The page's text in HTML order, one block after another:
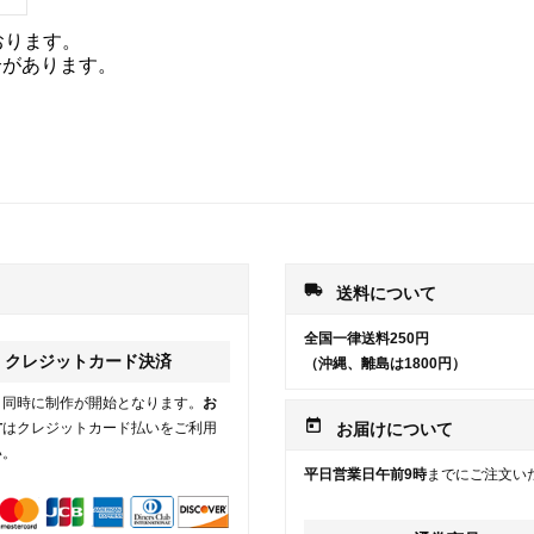
ます。
あります。
クレジットカード決済
時に制作が開始となります。 お
はクレジットカード払いをご利用
local_shipping 送料について
全国一律送料250円
（沖縄、離島は1800円）
today お届けについて
平日営業日午前9時までにご注文い